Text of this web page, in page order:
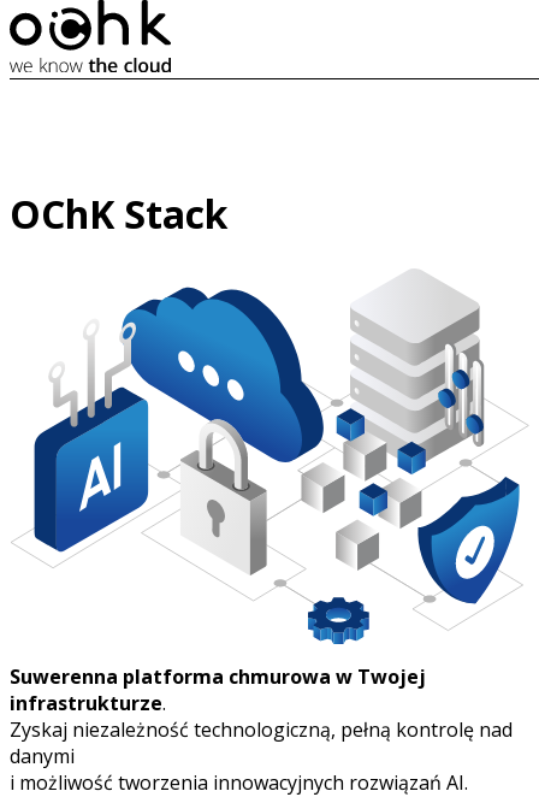
OChK Stack
Suwerenna platforma chmurowa w Twojej
infrastrukturze.
Zyskaj niezależność technologiczną, pełną kontrolę nad
danymi
i możliwość tworzenia innowacyjnych rozwiązań AI.